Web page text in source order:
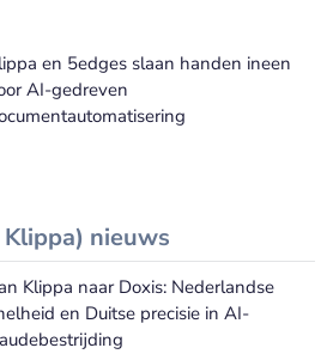
en 5edges slaan handen ineen
AI-gedreven
nieuws
Doxis (voorheen Klippa) nieuws
Klippa naar Doxis: Nederlandse
en Duitse precisie in AI-